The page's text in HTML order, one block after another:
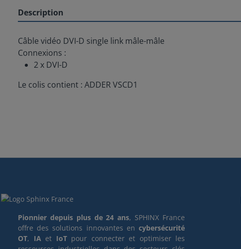
Description
Câble vidéo DVI-D single link mâle-mâle
Connexions :
2 x DVI-D
Le colis contient : ADDER VSCD1
Pionnier depuis plus de 24 ans, SPHINX France
offre des solutions innovantes en cybersécurité
OT, IA et IoT pour connecter et optimiser les